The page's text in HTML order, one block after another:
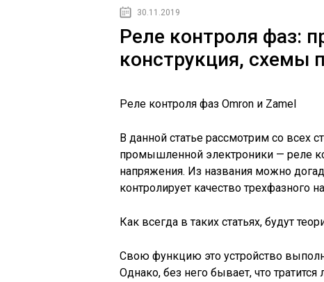
30.11.2019
Реле контроля фаз:
конструкция, схемы
Реле контроля фаз Omron и Zamel
В данной статье рассмотрим со всех
промышленной электроники — реле
напряжения. Из названия можно
контролирует качество трехфазного
Как всегда в таких статьях, будут
Свою функцию это устройство
Однако, без него бывает, что